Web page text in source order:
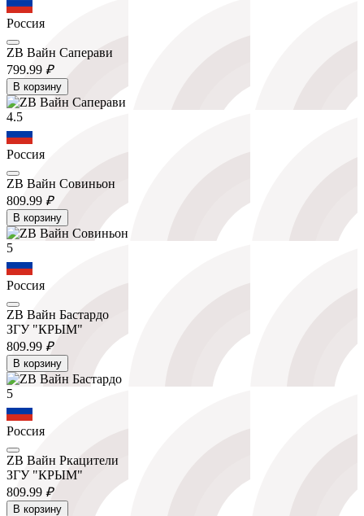
Россия
ZB Вайн Саперави
799.99 ₽
В корзину
4.5
Россия
ZB Вайн Совиньон
809.99 ₽
В корзину
5
Россия
ZB Вайн Бастардо
ЗГУ "КРЫМ"
809.99 ₽
В корзину
5
Россия
ZB Вайн Ркацители
ЗГУ "КРЫМ"
809.99 ₽
В корзину